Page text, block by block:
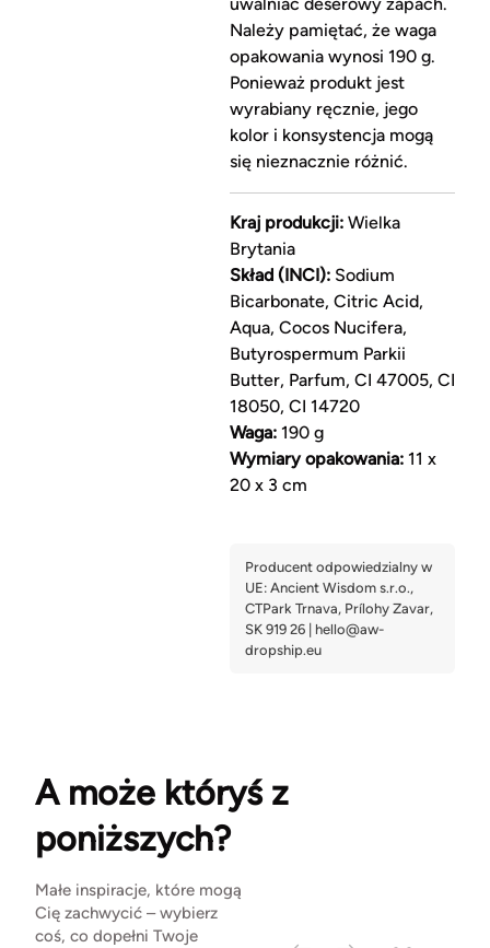
uwalniać deserowy zapach.
Należy pamiętać, że waga
opakowania wynosi 190 g.
Ponieważ produkt jest
wyrabiany ręcznie, jego
kolor i konsystencja mogą
się nieznacznie różnić.
Kraj produkcji:Wielka
Brytania
Skład (INCI):Sodium
Bicarbonate, Citric Acid,
Aqua, Cocos Nucifera,
Butyrospermum Parkii
Butter, Parfum, CI 47005, CI
18050, CI 14720
Waga:190 g
Wymiary opakowania:11 x
20 x 3 cm
A może któryś z
poniższych?
Małe inspiracje, które mogą
Cię zachwycić – wybierz
coś, co dopełni Twoje